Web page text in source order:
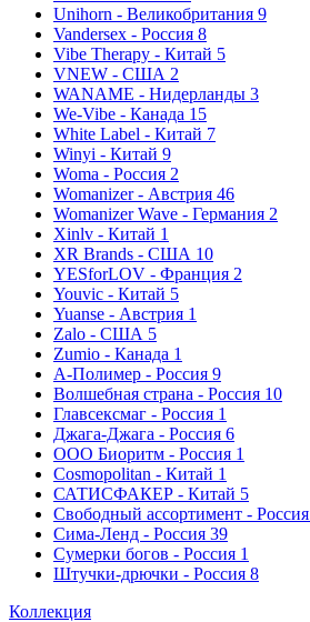
Unihorn - Великобритания 9
Vandersex - Россия 8
Vibe Therapy - Китай 5
VNEW - США 2
WANAME - Нидерланды 3
We-Vibe - Канада 15
White Label - Китай 7
Winyi - Китай 9
Woma - Россия 2
Womanizer - Австрия 46
Womanizer Wave - Германия 2
Xinlv - Китай 1
XR Brands - США 10
YESforLOV - Франция 2
Youvic - Китай 5
Yuanse - Австрия 1
Zalo - США 5
Zumio - Канада 1
А-Полимер - Россия 9
Волшебная страна - Россия 10
Главсексмаг - Россия 1
Джага-Джага - Россия 6
ООО Биоритм - Россия 1
Сosmopolitan - Китай 1
САТИСФАКЕР - Китай 5
Свободный ассортимент - Россия
Сима-Ленд - Россия 39
Сумерки богов - Россия 1
Штучки-дрючки - Россия 8
Коллекция